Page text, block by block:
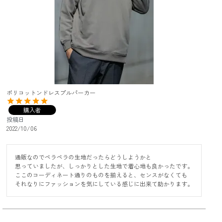
ポリコットンドレスプルパーカー
購入者
投稿日
2022/10/06
通販なのでペラペラの生地だったらどうしようかと
思っていましたが、しっかりとした生地で着心地も良かったです。
ここのコーディネート通りのものを揃えると、センスがなくても
それなりにファッションを気にしている感じに出来て助かります。